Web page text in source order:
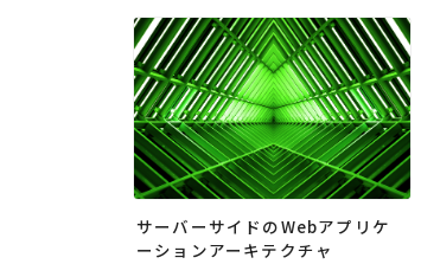
サーバーサイドのWebアプリケ
ーションアーキテクチャ